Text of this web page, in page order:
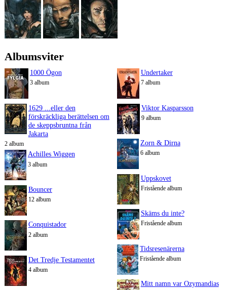
Albumsviter
1000 Ögon
3 album
1629 ...eller den
förskräckliga berättelsen om
de skeppsbruntna från
Jakarta
2 album
Achilles Wiggen
3 album
Bouncer
12 album
Conquistador
2 album
Det Tredje Testamentet
4 album
Undertaker
7 album
Viktor Kasparsson
9 album
Zorn & Dirna
6 album
Uppskovet
Fristående album
Skäms du inte?
Fristående album
Tidsresenärerna
Fristående album
Mitt namn var Ozymandias